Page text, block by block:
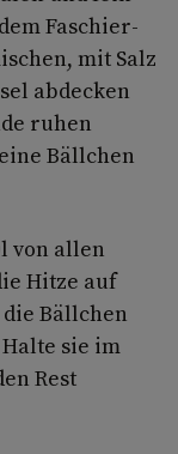
Faschier­
mit Salz
ab­decken
ruhen
Bällchen
von allen
Hitze auf
Bällchen
sie im
Rest